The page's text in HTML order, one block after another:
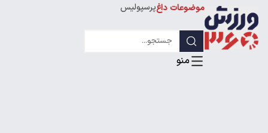
موضوعات داغپرسپولیس
لیگ قهرمانان